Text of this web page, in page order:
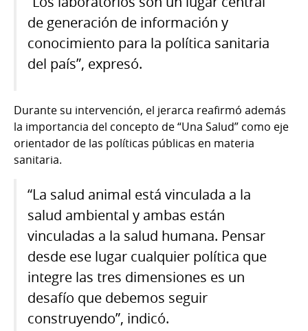
de generación de información y
conocimiento para la política sanitaria
del país”, expresó.
Durante su intervención, el jerarca reafirmó además
la importancia del concepto de “Una Salud” como eje
orientador de las políticas públicas en materia
sanitaria.
“La salud animal está vinculada a la
salud ambiental y ambas están
vinculadas a la salud humana. Pensar
desde ese lugar cualquier política que
integre las tres dimensiones es un
desafío que debemos seguir
construyendo”, indicó.